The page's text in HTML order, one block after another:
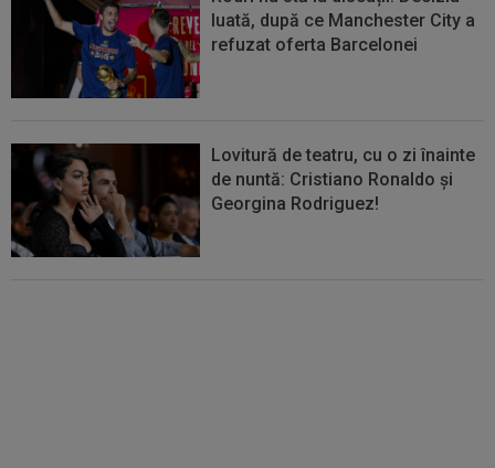
luată, după ce Manchester City a
refuzat oferta Barcelonei
Lovitură de teatru, cu o zi înainte
de nuntă: Cristiano Ronaldo și
Georgina Rodriguez!